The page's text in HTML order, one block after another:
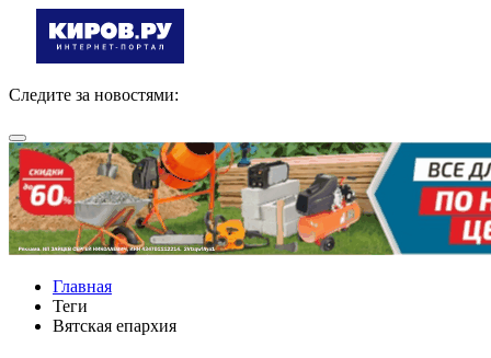
Следите за новостями:
Главная
Теги
Вятская епархия